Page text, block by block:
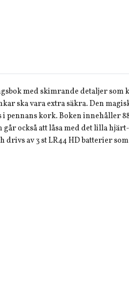
med skimrande detaljer som
ska vara extra säkra. Den
pennans kork. Boken innehåller
också att låsa med det lilla
drivs av 3 st LR44 HD batterier